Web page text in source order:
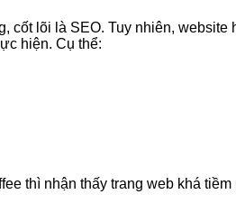
cốt lõi là SEO. Tuy nhiên,
hiện. Cụ thể:
thì nhận thấy trang web khá